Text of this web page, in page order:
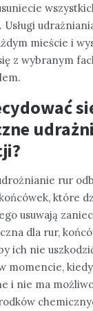
Usługi
mieście i
z wybranym
rur
które
usuwają
dla rur,
ich nie
momencie,
i nie ma